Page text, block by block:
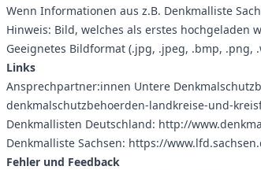
Wenn Informationen aus z.B. Denkmalliste
Hinweis: Bild, welches als erstes hochgeladen
Geeignetes Bildformat (.jpg, .jpeg, .bmp, .png,
Links
Ansprechpartner:innen Untere
denkmalschutzbehoerden-landkreise-und-
Denkmallisten Deutschland: http://
Denkmalliste Sachsen: https://
Fehler und Feedback